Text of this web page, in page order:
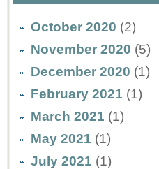
October 2020 (2)
November 2020 (5)
December 2020 (1)
February 2021 (1)
March 2021 (1)
May 2021 (1)
July 2021 (1)